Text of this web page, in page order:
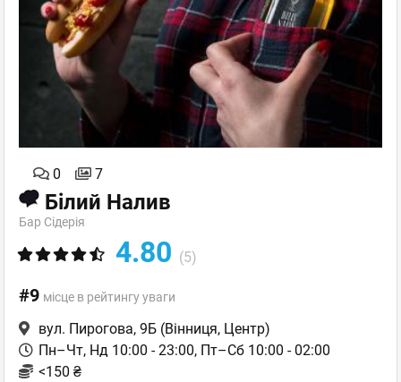
0 7
Білий Налив
Бар Сідерія
4.80 (5)
#9 місце в рейтингу уваги
вул. Пирогова, 9Б (Вінниця, Центр)
Пн–Чт, Нд 10:00 - 23:00, Пт–Сб 10:00 - 02:00
<150 ₴